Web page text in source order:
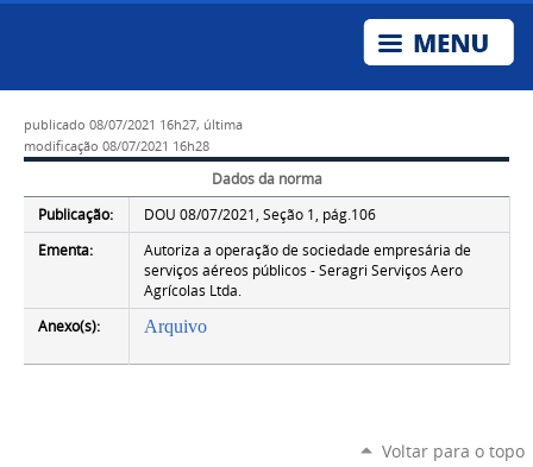
publicado 08/07/2021 16h27, última
modificação 08/07/2021 16h28
Dados da norma
Publicação:
DOU 08/07/2021, Seção 1, pág.106
Ementa:
Autoriza a operação de sociedade empresária de
serviços aéreos públicos - Seragri Serviços Aero
Agrícolas Ltda.
Anexo(s):
Arquivo
Voltar para o topo